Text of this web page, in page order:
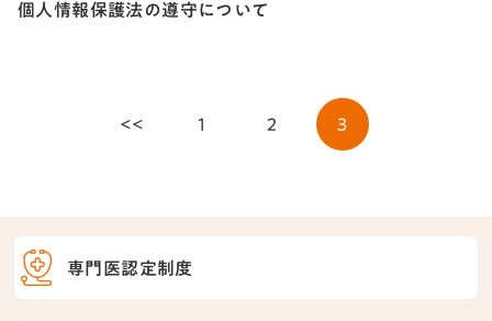
専門医認定制度
個人情報保護法の遵守について
<< 1 2 3